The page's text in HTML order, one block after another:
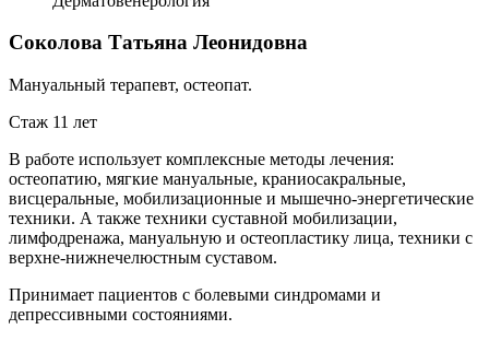
Соколова Татьяна Леонидовна
Мануальный терапевт, остеопат.
Стаж 11 лет
В работе использует комплексные методы лечения:
остеопатию, мягкие мануальные, краниосакральные,
висцеральные, мобилизационные и мышечно-энергетические
техники. А также техники суставной мобилизации,
лимфодренажа, мануальную и остеопластику лица, техники с
верхне-нижнечелюстным суставом.
Принимает пациентов с болевыми синдромами и
депрессивными состояниями.